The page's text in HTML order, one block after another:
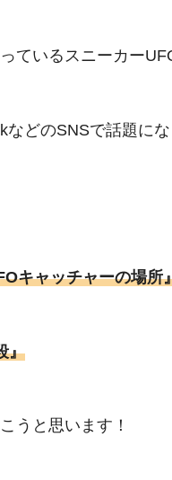
ているスニーカー
などのSNSで話題に
キャッチャーの場所
』
うと思います！